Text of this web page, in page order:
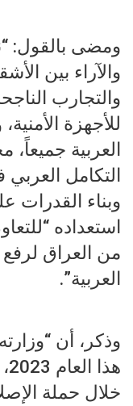
‏ومضى بالقول:
والآراء بين
والتجارب
للأجهزة
العربية
التكامل
وبناء القدرات
استعداده
من العراق
العربية”.
وذكر، أن
خلال حملة